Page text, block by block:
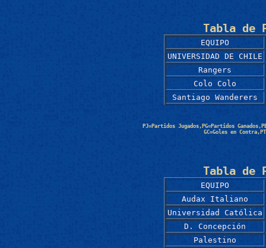
Tabla de
EQUIPO
UNIVERSIDAD DE CHILE
Rangers
Colo Colo
Santiago Wanderers
PJ=Partidos Jugados,PG=Partidos
GC=Goles en
Tabla de
EQUIPO
Audax Italiano
Universidad Católica
D. Concepción
Palestino